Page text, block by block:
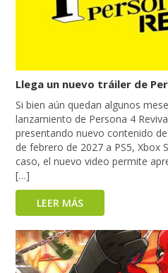
Llega un nuevo tráiler de
Si bien aún quedan algunos
lanzamiento de Persona 4
presentando nuevo contenido
de febrero de 2027 a PS5, Xbox
caso, el nuevo video permite
[…]
LEER MÁS